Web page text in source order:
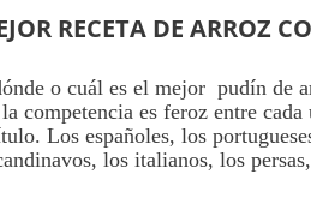
RECETA DE ARROZ
o cuál es el mejor pudín de
competencia es feroz entre cada
Los españoles, los
los italianos, los